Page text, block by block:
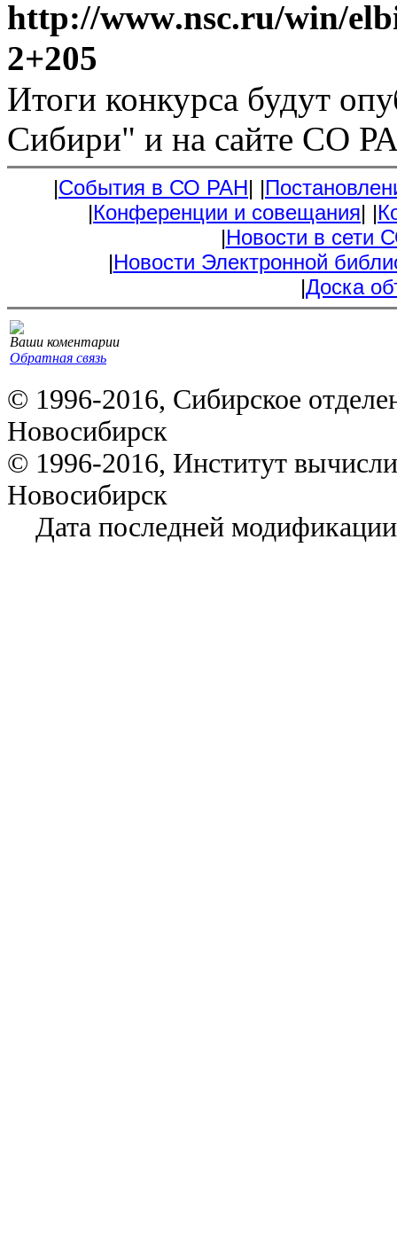
http://www.nsc.ru/win/
2+205
Итоги конкурса будут
Сибири" и на сайте СО
|События в СО РАН| |
|Конференции и совещания| |
|Новости в сети
|Новости Электронной
|Доска
Ваши коментарии
Обратная связь
© 1996-2016, Сибирское
Новосибирск
© 1996-2016, Институт
Новосибирск
Дата последней